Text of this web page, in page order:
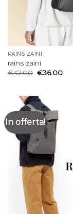
RAINS ZAINI
rains zaini
€47.00 €36.00
In offerta!